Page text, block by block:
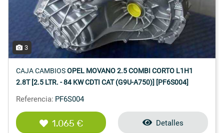
3
CAJA CAMBIOSOPEL MOVANO 2.5 COMBI CORTO L1H1
2.8T [2.5 LTR. - 84 KW CDTI CAT (G9U-A750)] [PF6S004]
Referencia: PF6S004
1.065 € Detalles